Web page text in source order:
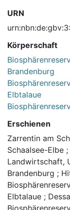
URN
Körperschaft
Brandenburg
Elbtalaue
Erschienen
Zarrentin am
Schaalsee-Elbe
Landwirtschaft,
Brandenburg ;
Elbtalaue ;